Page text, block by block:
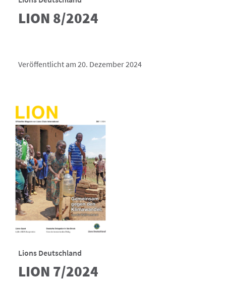
LION 8/2024
Veröffentlicht am 20. Dezember 2024
Lions Deutschland
LION 7/2024